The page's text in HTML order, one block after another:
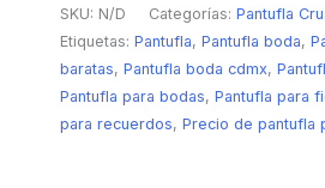
SKU: N/D Categorías: Pantufla
Etiquetas: Pantufla, Pantufla boda,
baratas, Pantufla boda cdmx,
Pantufla para bodas, Pantufla para
para recuerdos, Precio de pantufla